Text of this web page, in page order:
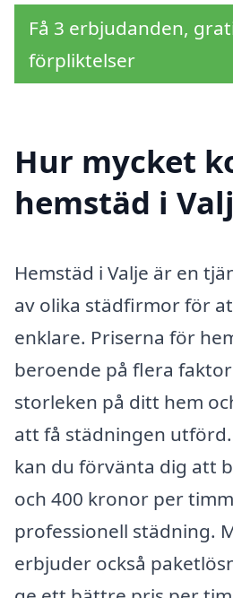
Få 3 erbjudanden,
förpliktelser
Hur mycket
hemstäd i
Hemstäd i Valje är en
av olika städfirmor för
enklare. Priserna för
beroende på flera
storleken på ditt hem
att få städningen
kan du förvänta dig att
och 400 kronor per
professionell städning.
erbjuder också